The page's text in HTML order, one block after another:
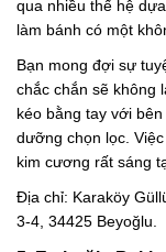
qua nhiều thế hệ
làm bánh có một
Bạn mong đợi sự
chắc chắn sẽ không
kéo bằng tay với
dưỡng chọn lọc.
kim cương rất sáng
Địa chỉ: Karaköy
3-4, 34425 Beyoğlu.